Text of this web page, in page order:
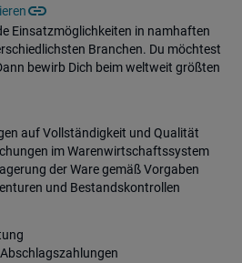
teilen
Einsatzmöglichkeiten in namhaften
Branchen. Du möchtest
bewirb Dich beim weltweit größten
auf Vollständigkeit und Qualität
im Warenwirtschaftssystem
der Ware gemäß Vorgaben
und Bestandskontrollen